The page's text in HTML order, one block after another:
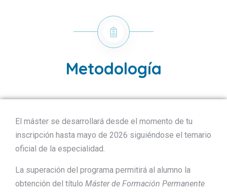
Metodología
El máster se desarrollará desde el momento de tu
inscripción hasta mayo de 2026 siguiéndose el temario
oficial de la especialidad.
La superación del programa permitirá al alumno la
obtención del título Máster de Formación Permanente